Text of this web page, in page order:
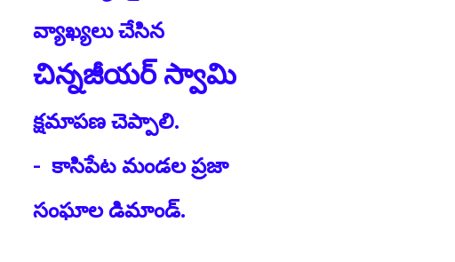
వ్యాఖ్యలు చేసిన
చిన్నజీయర్ స్వామి
క్షమాపణ చెప్పాలి.
- కాసిపేట మండల ప్రజా
సంఘాల డిమాండ్.